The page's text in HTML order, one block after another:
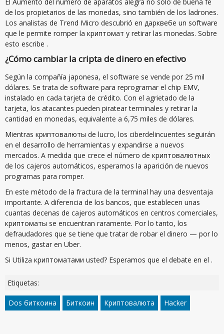
El Aumento del número de aparatos alegra no sólo de buena fe
de los propietarios de las monedas, sino también de los ladrones.
Los analistas de Trend Micro descubrió en дарквебе un software
que le permite romper la криптомат y retirar las monedas. Sobre
esto escribe .
¿Cómo cambiar la cripta de dinero en efectivo
Según la compañía japonesa, el software se vende por 25 mil
dólares. Se trata de software para reprogramar el chip EMV,
instalado en cada tarjeta de crédito. Con el agrietado de la
tarjeta, los atacantes pueden piratear terminales y retirar la
cantidad en monedas, equivalente a 6,75 miles de dólares.
Mientras криптовалюты de lucro, los ciberdelincuentes seguirán
en el desarrollo de herramientas y expandirse a nuevos
mercados. A medida que crece el número de криптовалютных
de los cajeros automáticos, esperamos la aparición de nuevos
programas para romper.
En este método de la fractura de la terminal hay una desventaja
importante. A diferencia de los bancos, que establecen unas
cuantas decenas de cajeros automáticos en centros comerciales,
криптоматы se encuentran raramente. Por lo tanto, los
defraudadores que se tiene que tratar de robar el dinero — por lo
menos, gastar en Uber.
Si Utiliza криптоматами usted? Esperamos que el debate en el .
Etiquetas:
Dos биткоина Биткоин Криптовалюта Hacker